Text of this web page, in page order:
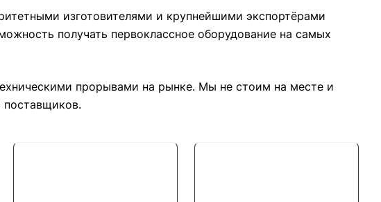
изготовителями и крупнейшими экспортёрами
получать первоклассное оборудование на самых
прорывами на рынке. Мы не стоим на месте и
поставщиков.